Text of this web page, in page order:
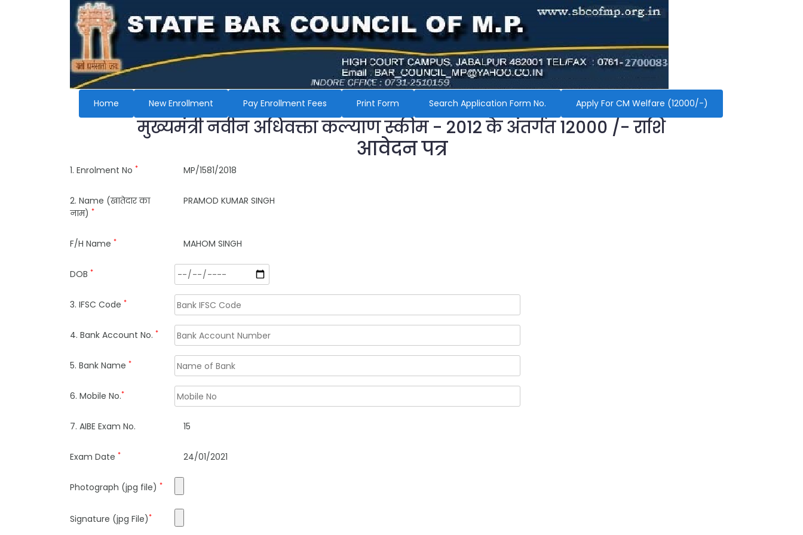
Home New Enrollment Pay Enrollment Fees Print Form Search Application Form No. Apply For CM Welfare (12000/-)
मुख्यमंत्री नवीन अधिवक्ता कल्याण स्कीम - 2012 के अंतर्गत 12000 /- राशि
आवेदन पत्र
1. Enrolment No * MP/1581/2018
2. Name (खातेदार का
नाम) *
PRAMOD KUMAR SINGH
F/H Name * MAHOM SINGH
DOB *
3. IFSC Code *
4. Bank Account No. *
5. Bank Name *
6. Mobile No.*
7. AIBE Exam No. 15
Exam Date * 24/01/2021
Photograph (jpg file) *
Signature (jpg File)*